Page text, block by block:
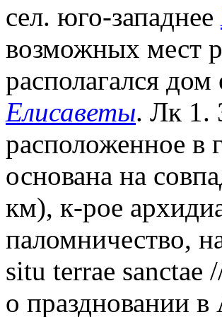
сел. юго-западнее
возможных мест
располагался
Елисаветы. Лк 1.
расположенное в
основана на
км), к-рое
паломничество,
situ terrae
о праздновании